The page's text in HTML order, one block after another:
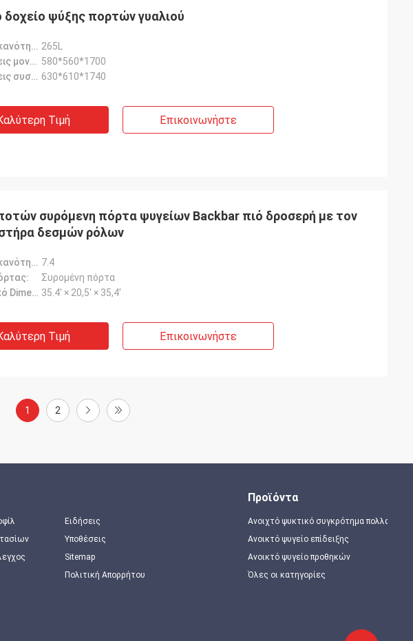
δοχείο ψύξης πορτών γυαλιού
Καθαρή ικανότητα (Λ): 265L
Διαστάσεις μονάδων: 580*560*1700
Διαστάσεις συσκευασίας: 630*610*1740
Τιμή Επικοινωνήστε
συρόμενη πόρτα ψυγείων Backbar πιό δροσερή με τον
δεσμών ρόλων
Καθαρή ικανότητα (cu.ft): 7.4
Συρομένη πόρτα
Εξωτερικό Dimension-W*D*H: 35.4' × 20,5' × 35,4'
Τιμή Επικοινωνήστε
1 2
Ειδήσεις
Υποθέσεις
Sitemap
Πολιτική Απορρήτου
Προϊόντα
Ανοιχτό ψυκτικό συγκρότημα
Ανοικτό ψυγείο επίδειξης
Ανοικτό ψυγείο προθηκών
Όλες οι κατηγορίες